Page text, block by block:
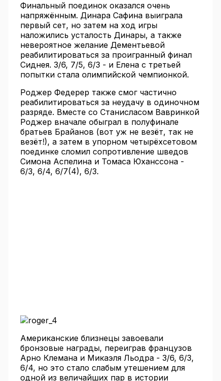
Финальный поединок оказался очень
напряжённым. Динара Сафина выиграла
первый сет, но затем на ход игры
наложились усталость Динары, а также
невероятное желание Дементьевой
реабилитироваться за проигранный финал
Сиднея. 3/6, 7/5, 6/3 - и Елена с третьей
попытки стала олимпийской чемпионкой.
Роджер Федерер также смог частично
реабилитироваться за неудачу в одиночном
разряде. Вместе со Станисласом Вавринкой
Роджер вначале обыграл в полуфинале
братьев Брайанов (вот уж не везёт, так не
везёт!), а затем в упорном четырёхсетовом
поединке сломил сопротивление шведов
Симона Аспелина и Томаса Юханссона -
6/3, 6/4, 6/7(4), 6/3.
Американские близнецы завоевали
бронзовые награды, переиграв французов
Арно Клемана и Микаэля Льодра - 3/6, 6/3,
6/4, но это стало слабым утешением для
одной из величайших пар в истории